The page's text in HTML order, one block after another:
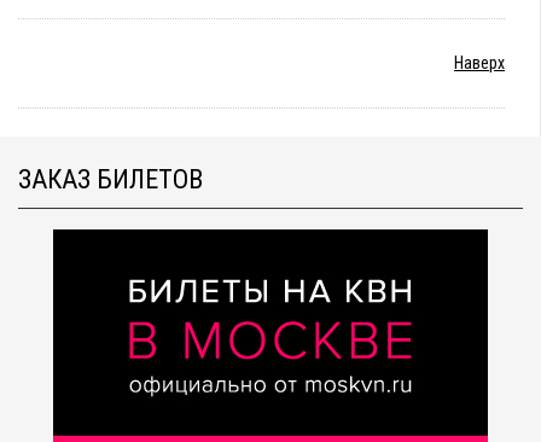
Наверх
ЗАКАЗ БИЛЕТОВ